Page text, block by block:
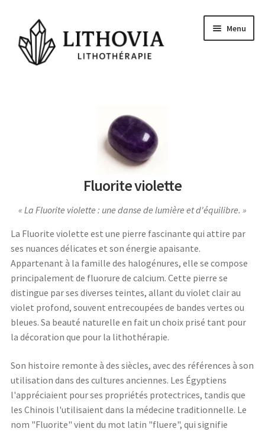
navigation
au
contenu
Menu
Signes Astrologiques
Conseils et actu
Questions
Voyance Gratuite
Fluorite violette
La Fluorite violette : une danse de lumière et d'équilibre.
La Fluorite violette est une pierre fascinante qui attire par
ses nuances délicates et son énergie apaisante.
Appartenant à la famille des halogénures, elle se compose
principalement de fluorure de calcium. Cette pierre se
distingue par ses diverses teintes, allant du violet clair au
violet profond, souvent entrecoupées de bandes vertes ou
bleues. Sa beauté naturelle en fait un choix prisé tant pour
la décoration que pour la lithothérapie.
Son histoire remonte à des siècles, avec des références à son
utilisation dans des cultures anciennes. Les Égyptiens
l'appréciaient pour ses propriétés protectrices, tandis que
les Chinois l'utilisaient dans la médecine traditionnelle. Le
nom "Fluorite" vient du mot latin "fluere", qui signifie